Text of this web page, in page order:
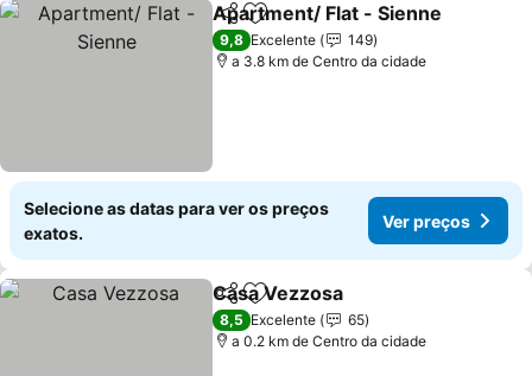
PartilharAdicionar aos favoritos
Apartment/ Flat - Sienne
9,8 Excelente
149
a 3.8 km de Centro da cidade
Selecione as datas para ver os preços
exatos.
Ver preços
PartilharAdicionar aos favoritos
Casa Vezzosa
8,5 Excelente
65
a 0.2 km de Centro da cidade